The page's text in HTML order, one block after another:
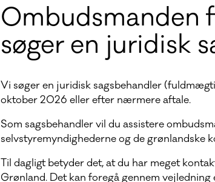
Ombudsmanden
søger en juridisk
Vi søger en juridisk sagsbehandler
oktober 2026 eller efter nærmere aftale.
Som sagsbehandler vil du assistere
selvstyremyndighederne og de grønlandske
Til dagligt betyder det, at du har meget
Grønland. Det kan foregå gennem vejledning